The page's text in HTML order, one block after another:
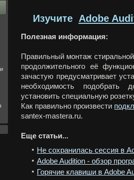
Изучите Adobe
Полезная информация:
Правильный монтаж
продолжительного её
зачастую предусматривает
необходимость
установить специальную
Как правильно произвести
santex-mastera.ru.
Еще статьи...
Не сохранилась сессия в
Adobe Audition - обзор
Горячие клавиши в Adobe